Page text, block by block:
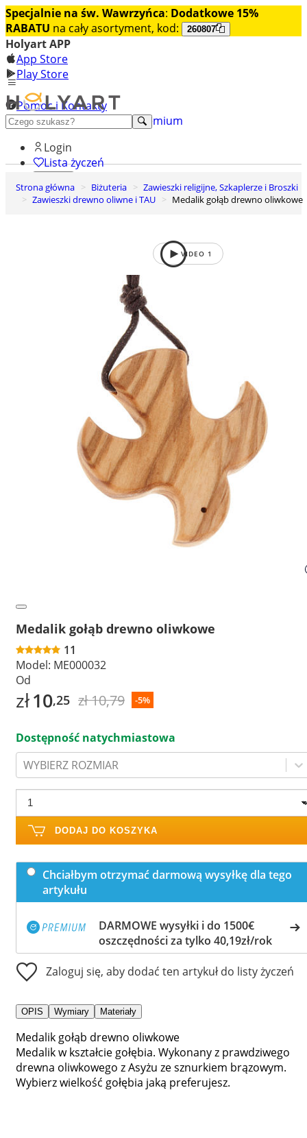
Specjalnie na św. Wawrzyńca: Dodatkowe 15%
RABATU na cały asortyment, kod: 260807
Holyart APP
App Store
Play Store
Pomoc i Kontakty
+48 222 922 860
Odkryj premium
Login
Lista życzeń
0
Koszyk
Strona główna Biżuteria
Zawieszki religijne, Szkaplerze i Broszki
Zawieszki drewno oliwne i TAU
Medalik gołąb drewno oliwkowe
VIDEO 1
Medalik gołąb drewno oliwkowe
11
Model: ME000032
Od
zł10,25 zł 10,79 -5%
Dostępność natychmiastowa
WYBIERZ ROZMIAR
DODAJ DO KOSZYKA
Chciałbym otrzymać darmową wysyłkę dla tego
artykułu
DARMOWE wysyłki i do 1500€
oszczędności za tylko 40,19zł/rok
Zaloguj się, aby dodać ten artykuł do listy życzeń
OPIS Wymiary Materiały
Medalik gołąb drewno oliwkowe
Medalik w kształcie gołębia. Wykonany z prawdziwego
drewna oliwkowego z Asyżu ze sznurkiem brązowym.
Wybierz wielkość gołębia jaką preferujesz.